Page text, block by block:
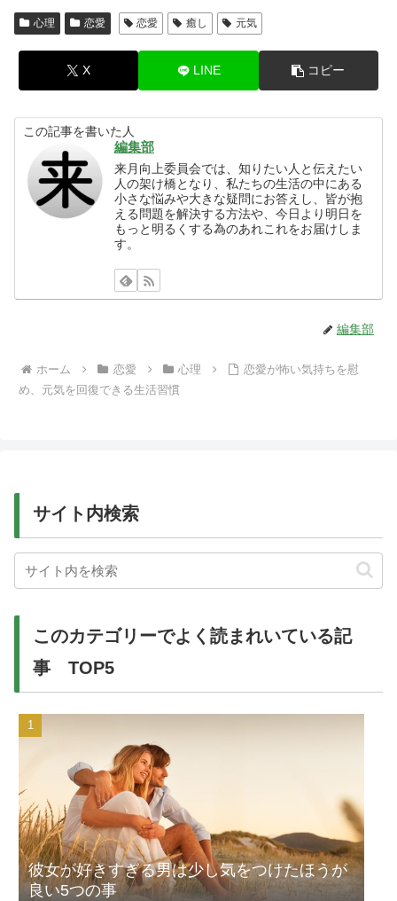
心理 恋愛 恋愛 癒し 元気
X LINE コピー
この記事を書いた人
編集部
来月向上委員会では、知りたい人と伝えたい
人の架け橋となり、私たちの生活の中にある
小さな悩みや大きな疑問にお答えし、皆が抱
える問題を解決する方法や、今日より明日を
もっと明るくする為のあれこれをお届けしま
す。
編集部
ホーム 恋愛 心理
恋愛が怖い気持ちを慰
め、元気を回復できる生活習慣
サイト内検索
このカテゴリーでよく読まれいている記
事 TOP5
彼女が好きすぎる男は少し気をつけたほうが
良い5つの事